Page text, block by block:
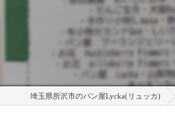
埼玉県所沢市のパン屋Lycka(リュッカ)